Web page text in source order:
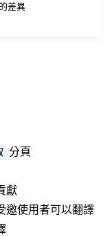
差異
分頁
獻
邀使用者可以翻譯